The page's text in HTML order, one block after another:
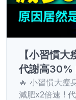
【小習慣
代謝高30%
🔥 小習慣大瘦
減肥x2倍速 !